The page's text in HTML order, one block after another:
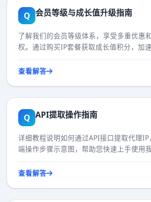
Q 会员等级与成长值升级指南
了解我们的会员等级体系，享受多重优惠
权。通过购买IP套餐获取成长值积分，加
查看解答
Q API提取操作指南
详细教程说明如何通过API接口提取代理IP
端操作步骤示意图，帮助您快速上手使用
查看解答